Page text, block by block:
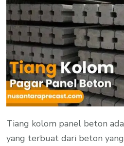
Tiang kolom panel beton
yang terbuat dari beton